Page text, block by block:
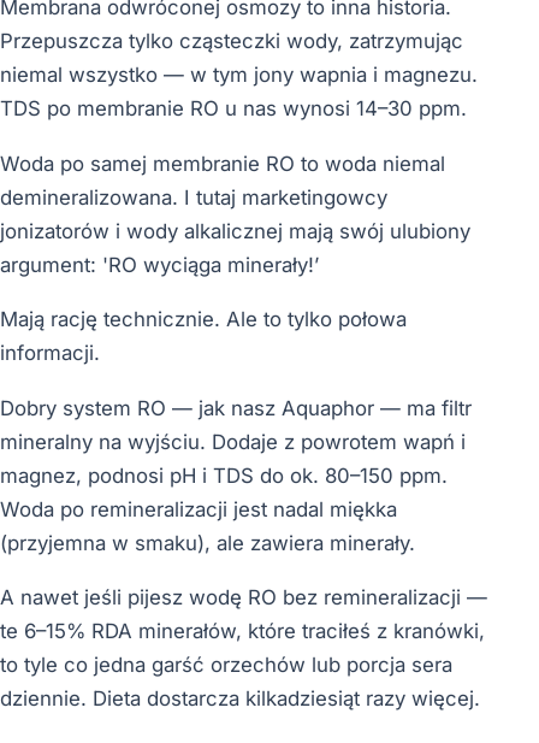
Membrana odwróconej osmozy to inna historia.
Przepuszcza tylko cząsteczki wody, zatrzymując
niemal wszystko — w tym jony wapnia i magnezu.
TDS po membranie RO u nas wynosi 14–30 ppm.
Woda po samej membranie RO to woda niemal
demineralizowana. I tutaj marketingowcy
jonizatorów i wody alkalicznej mają swój ulubiony
argument: 'RO wyciąga minerały!’
Mają rację technicznie. Ale to tylko połowa
informacji.
Dobry system RO — jak nasz Aquaphor — ma filtr
mineralny na wyjściu. Dodaje z powrotem wapń i
magnez, podnosi pH i TDS do ok. 80–150 ppm.
Woda po remineralizacji jest nadal miękka
(przyjemna w smaku), ale zawiera minerały.
A nawet jeśli pijesz wodę RO bez remineralizacji —
te 6–15% RDA minerałów, które traciłeś z kranówki,
to tyle co jedna garść orzechów lub porcja sera
dziennie. Dieta dostarcza kilkadziesiąt razy więcej.